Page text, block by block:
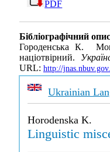
PDF
Бібліографічний
Городенська К.
націотвірний.
URL: http://
Ukrainian
Horodenska K.
Linguistic